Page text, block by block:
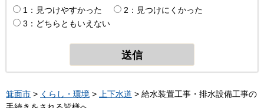
1：見つけやすかった
2：見つけにくかった
3：どちらともいえない
箕面市 > くらし・環境 > 上下水道 > 給水装置工事・排水設備工事の